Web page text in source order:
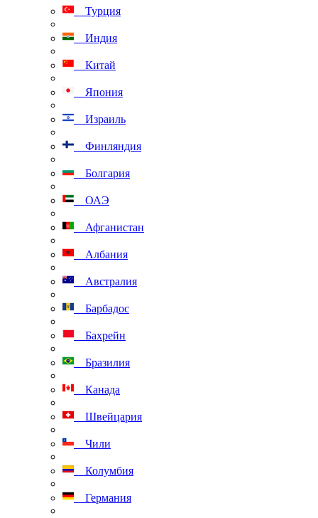
Турция
Индия
Китай
Япония
Израиль
Финляндия
Болгария
ОАЭ
Афганистан
Албания
Австралия
Барбадос
Бахрейн
Бразилия
Канада
Швейцария
Чили
Колумбия
Германия